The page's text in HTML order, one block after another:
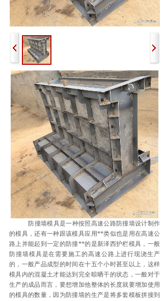
防撞墙模具是一种按照高速公路防撞墙设计制作
的模具，还有一种跟该模具应用**类似也是用在高速公
路上并能起到一定的防撞**的是新泽西护栏模具，一般
防撞墙模具是在需要施工的高速公路上进行现浇生产
的，一般产品成型的时间在十五个小时甚至以上，这样
模具内的混凝土才能达到完全晾晒干的状态，一般对于
生产的成品而言，要想增加他整体的长度就要增加使用
的模具的数量，因为防撞墙的生产是将多套模板拼接到